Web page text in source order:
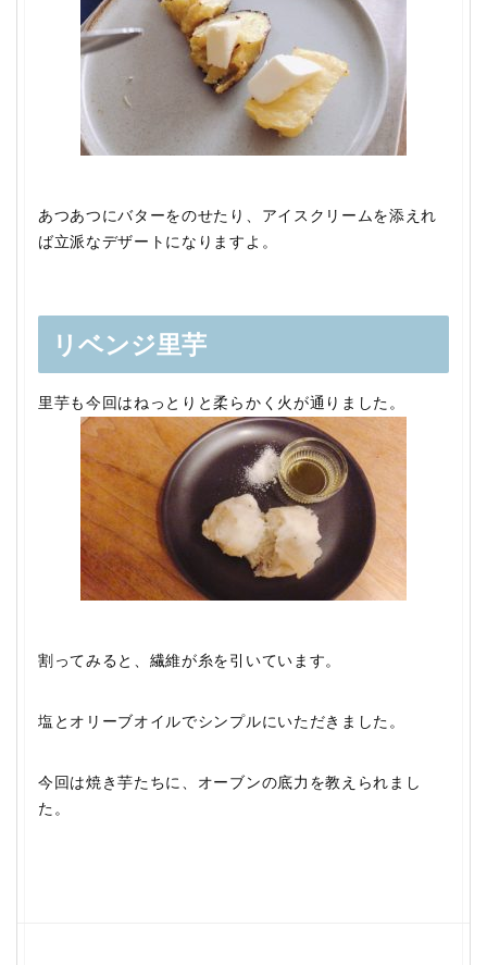
あつあつにバターをのせたり、アイスクリームを添えれ
ば立派なデザートになりますよ。
リベンジ里芋
里芋も今回はねっとりと柔らかく火が通りました。
割ってみると、繊維が糸を引いています。
塩とオリーブオイルでシンプルにいただきました。
今回は焼き芋たちに、オーブンの底力を教えられまし
た。